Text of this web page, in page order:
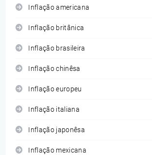
Inflação americana
Inflação britânica
Inflação brasileira
Inflação chinêsa
Inflação europeu
Inflação italiana
Inflação japonêsa
Inflação mexicana